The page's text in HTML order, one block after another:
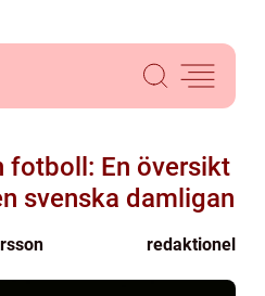
fotboll: En översikt
svenska damligan
redaktionel